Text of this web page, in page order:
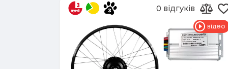
відео
0 відгуків